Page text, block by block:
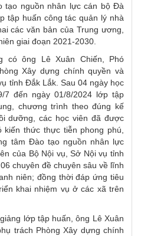
tạo nguồn nhân lực cán bộ Đà
tập huấn công tác quản lý nhà
các văn bản của Trung ương,
giai đoạn 2021-2030.
có ông Lê Xuân Chiến, Phó
Xây dựng chính quyền và
tỉnh Đắk Lắk. Sau 04 ngày học
đến ngày 01/8/2024 lớp tập
chương trình theo đúng kế
dưỡng, các học viên đã được
thức thực tiễn phong phú,
tâm Đào tạo nguồn nhân lực
của Bộ Nội vụ, Sở Nội vụ tỉnh
chuyên đề chuyên sâu về lĩnh
niên; đồng thời đáp ứng tiêu
khai nhiệm vụ ở các xã trên
lớp tập huấn, ông Lê Xuân
trách Phòng Xây dựng chính